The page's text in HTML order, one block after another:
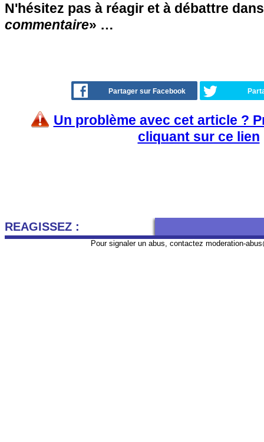
N'hésitez pas à réagir et à débattre
commentaire» …
Partager sur Facebook
Un problème avec cet article ?
cliquant sur ce lien
REAGISSEZ :
Pour signaler un abus, contactez moderation-